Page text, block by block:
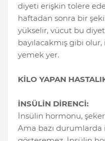
diyeti erişkin tolere
haftadan sonra bir
yükselir, vücut bu
bayılacakmış gibi
yemek yer.
KİLO YAPAN
İNSÜLİN DİRENCİ:
İnsülin hormonu,
Ama bazı